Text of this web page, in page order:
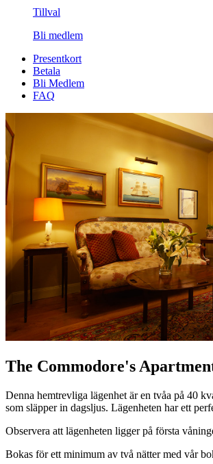
Tillval
Bli medlem
Presentkort
Betala
Bli Medlem
FAQ
The Commodore's
Denna hemtrevliga lägenhet är en tvåa på 40
som släpper in dagsljus. Lägenheten har ett
Observera att lägenheten ligger på första
Bokas för ett minimum av två nätter med vår